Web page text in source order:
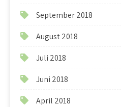
September 2018
August 2018
Juli 2018
Juni 2018
April 2018